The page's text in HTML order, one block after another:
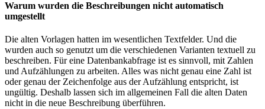
Warum wurden die Beschreibungen nicht automatisch
umgestellt
Die alten Vorlagen hatten im wesentlichen Textfelder. Und die
wurden auch so genutzt um die verschiedenen Varianten textuell zu
beschreiben. Für eine Datenbankabfrage ist es sinnvoll, mit Zahlen
und Aufzählungen zu arbeiten. Alles was nicht genau eine Zahl ist
oder genau der Zeichenfolge aus der Aufzählung entspricht, ist
ungültig. Deshalb lassen sich im allgemeinen Fall die alten Daten
nicht in die neue Beschreibung überführen.